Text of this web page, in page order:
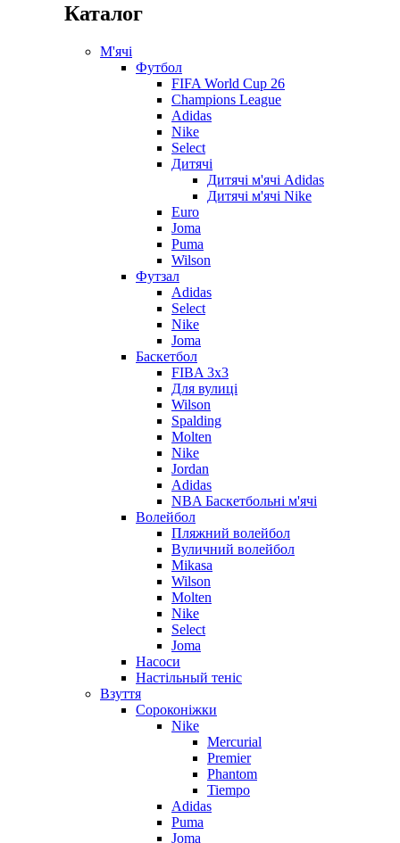
Каталог
М'ячі
Футбол
FIFA World Cup 26
Champions League
Adidas
Nike
Select
Дитячі
Дитячі м'ячі Adidas
Дитячі м'ячі Nike
Euro
Joma
Puma
Wilson
Футзал
Adidas
Select
Nike
Joma
Баскетбол
FIBA 3x3
Для вулиці
Wilson
Spalding
Molten
Nike
Jordan
Adidas
NBA Баскетбольні м'ячі
Волейбол
Пляжний волейбол
Вуличний волейбол
Mikasa
Wilson
Molten
Nike
Select
Joma
Насоси
Настільный теніс
Взуття
Сороконіжки
Nike
Mercurial
Premier
Phantom
Tiempo
Adidas
Puma
Joma